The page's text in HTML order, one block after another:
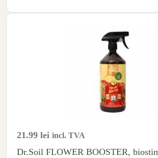
21.99 lei incl. TVA
Dr.Soil FLOWER BOOSTER,